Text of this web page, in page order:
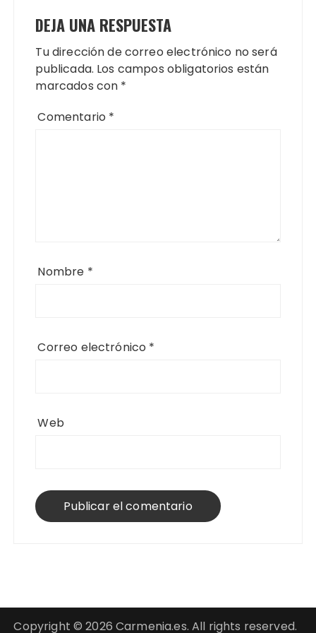
DEJA UNA RESPUESTA
Tu dirección de correo electrónico no será
publicada. Los campos obligatorios están
marcados con *
Comentario *
Nombre *
Correo electrónico *
Web
Copyright © 2026 Carmenia.es. All rights reserved.